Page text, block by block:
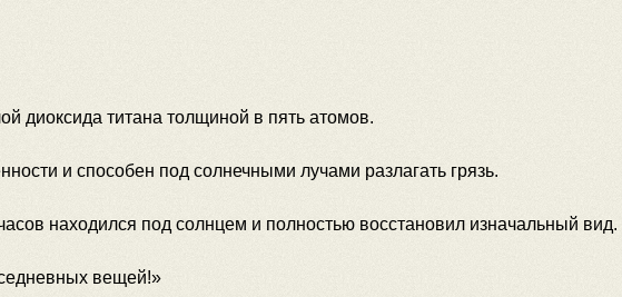
диоксида титана толщиной в пять атомов.
и способен под солнечными лучами разлагать грязь.
находился под солнцем и полностью восстановил изначальный вид.
вещей!»